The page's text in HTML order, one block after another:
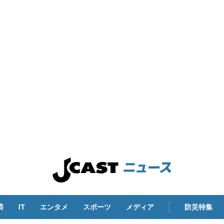
IT エンタメ スポーツ メディア 防災特集